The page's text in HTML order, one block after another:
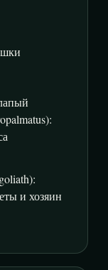
и хозяин